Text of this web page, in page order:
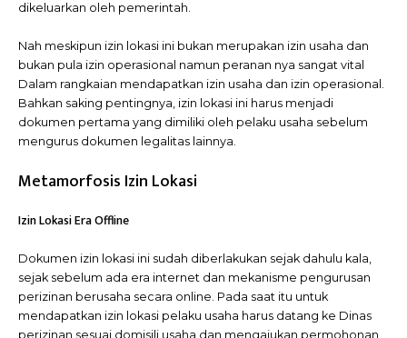
dikeluarkan oleh pemerintah.
Nah meskipun izin lokasi ini bukan merupakan izin usaha dan
bukan pula izin operasional namun peranan nya sangat vital
Dalam rangkaian mendapatkan izin usaha dan izin operasional.
Bahkan saking pentingnya, izin lokasi ini harus menjadi
dokumen pertama yang dimiliki oleh pelaku usaha sebelum
mengurus dokumen legalitas lainnya.
Metamorfosis Izin Lokasi
Izin Lokasi Era Offline
Dokumen izin lokasi ini sudah diberlakukan sejak dahulu kala,
sejak sebelum ada era internet dan mekanisme pengurusan
perizinan berusaha secara online. Pada saat itu untuk
mendapatkan izin lokasi pelaku usaha harus datang ke Dinas
perizinan sesuai domisili usaha dan mengajukan permohonan